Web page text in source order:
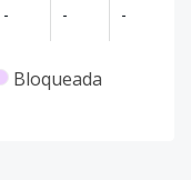
- - -
Bloqueada